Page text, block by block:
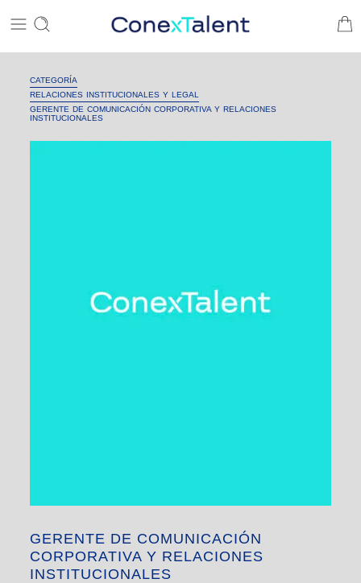
CATEGORÍA
RELACIONES INSTITUCIONALES Y LEGAL
GERENTE DE COMUNICACIÓN CORPORATIVA Y RELACIONES
INSTITUCIONALES
GERENTE DE COMUNICACIÓN
CORPORATIVA Y RELACIONES
INSTITUCIONALES